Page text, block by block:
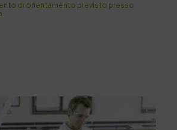
di orientamento previsto presso